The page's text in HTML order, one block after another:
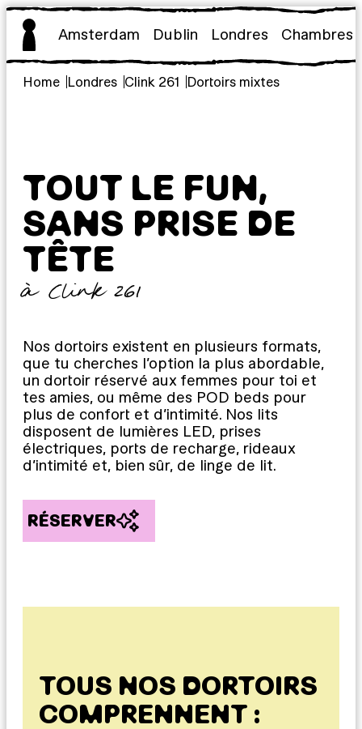
Aller
contenu
Amsterdam Dublin Londres Chambres
Home Londres Clink 261 Dortoirs mixtes
TOUT LE FUN,
SANS PRISE DE
TÊTE
à Clink 261
Nos dortoirs existent en plusieurs formats,
que tu cherches l’option la plus abordable,
un dortoir réservé aux femmes pour toi et
tes amies, ou même des POD beds pour
plus de confort et d’intimité. Nos lits
disposent de lumières LED, prises
électriques, ports de recharge, rideaux
d’intimité et, bien sûr, de linge de lit.
RÉSERVER
TOUS NOS DORTOIRS
COMPRENNENT :